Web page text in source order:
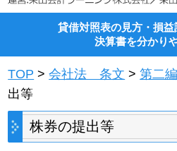
貸借対照表の見方・損
決算書を分かり
TOP >会社法 条文 >第二
出等
株券の提出等